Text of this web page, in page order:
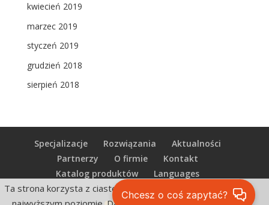
kwiecień 2019
marzec 2019
styczeń 2019
grudzień 2018
sierpień 2018
Specjalizacje Rozwiązania
Aktualności
Partnerzy
O firmie
Kontakt
Katalog produktów
Languages
Chcesz o coś zapytać?
Ta strona korzysta z ciasteczek aby świadczyć usługi na